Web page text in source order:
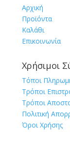
Αρχική
Προϊόντα
Καλάθι
Επικοινωνία
Χρήσιμοι
Τόποι
Τρόποι
Τρόποι
Πολιτική
Όροι Χρήσης